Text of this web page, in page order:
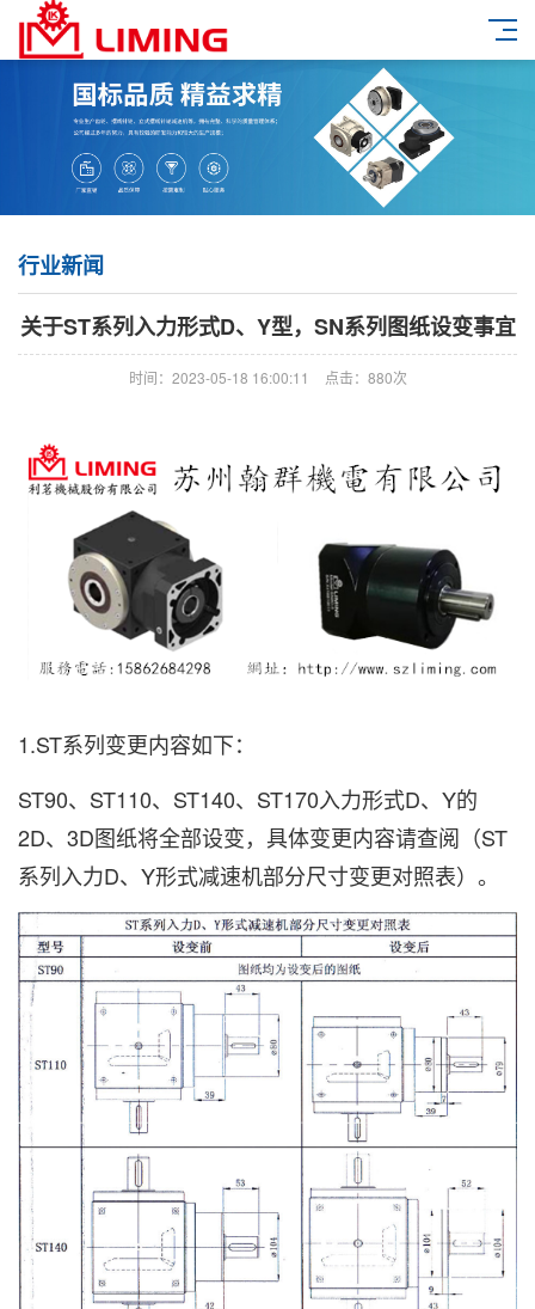
行业新闻
关于ST系列入力形式D、Y型，SN系列图纸设变事宜
时间：2023-05-18 16:00:11 点击：880次
1.ST系列变更内容如下：
ST90、ST110、ST140、ST170入力形式D、Y的
2D、3D图纸将全部设变，具体变更内容请查阅（ST
系列入力D、Y形式减速机部分尺寸变更对照表）。